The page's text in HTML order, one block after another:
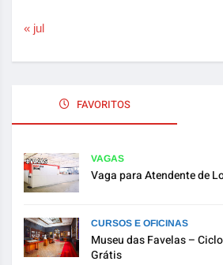
« jul
FAVORITOS
VAGAS
Vaga para Atendente de
CURSOS E OFICINAS
Museu das Favelas –
Grátis